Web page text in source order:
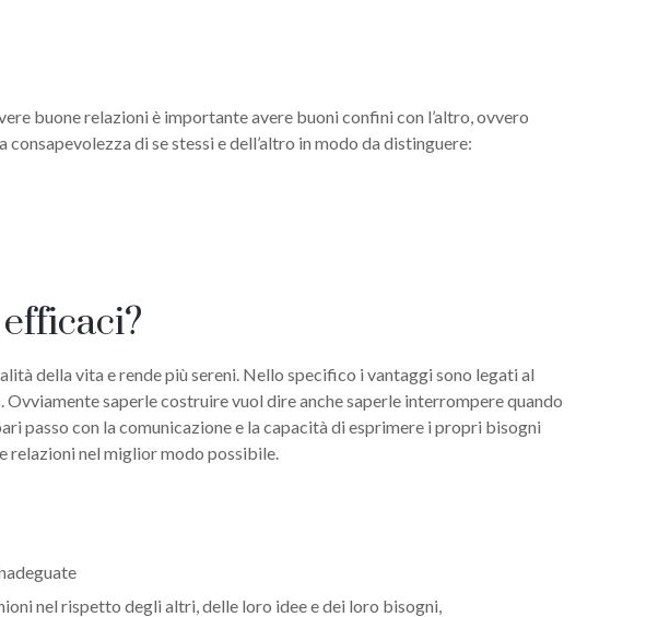
buone relazioni è importante avere buoni confini con l’altro, ovvero
di se stessi e dell’altro in modo da distinguere:
della vita e rende più sereni. Nello specifico i vantaggi sono legati al
saperle costruire vuol dire anche saperle interrompere quando
passo con la comunicazione e la capacità di esprimere i propri bisogni
relazioni nel miglior modo possibile.
nel rispetto degli altri, delle loro idee e dei loro bisogni,